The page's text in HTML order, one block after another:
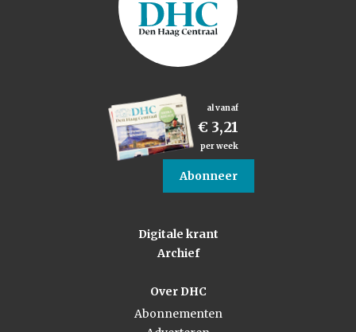
al vanaf
€ 3,21
per week
Abonneer
Digitale krant
Archief
Over DHC
Abonnementen